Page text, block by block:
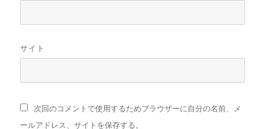
サイト
次回のコメントで使用するためブラウザーに自分の名前、メ
ールアドレス、サイトを保存する。